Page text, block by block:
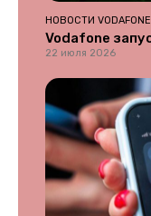
НОВОСТИ VODAFONE
Vodafone
22 июля 2026